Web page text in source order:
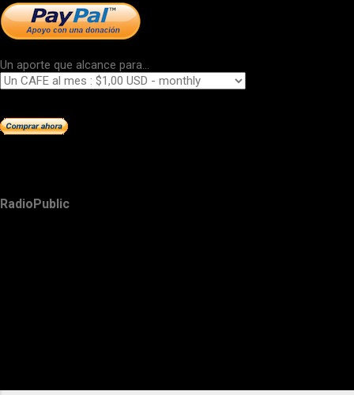
Un aporte que alcance para...
RadioPublic